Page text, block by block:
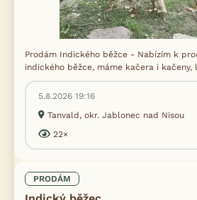
Prodám Indického běžce - Nabízím k
indického běžce, máme kačera i
5.8.2026 19:16
Tanvald, okr. Jablonec nad Nisou
22×
PRODÁM